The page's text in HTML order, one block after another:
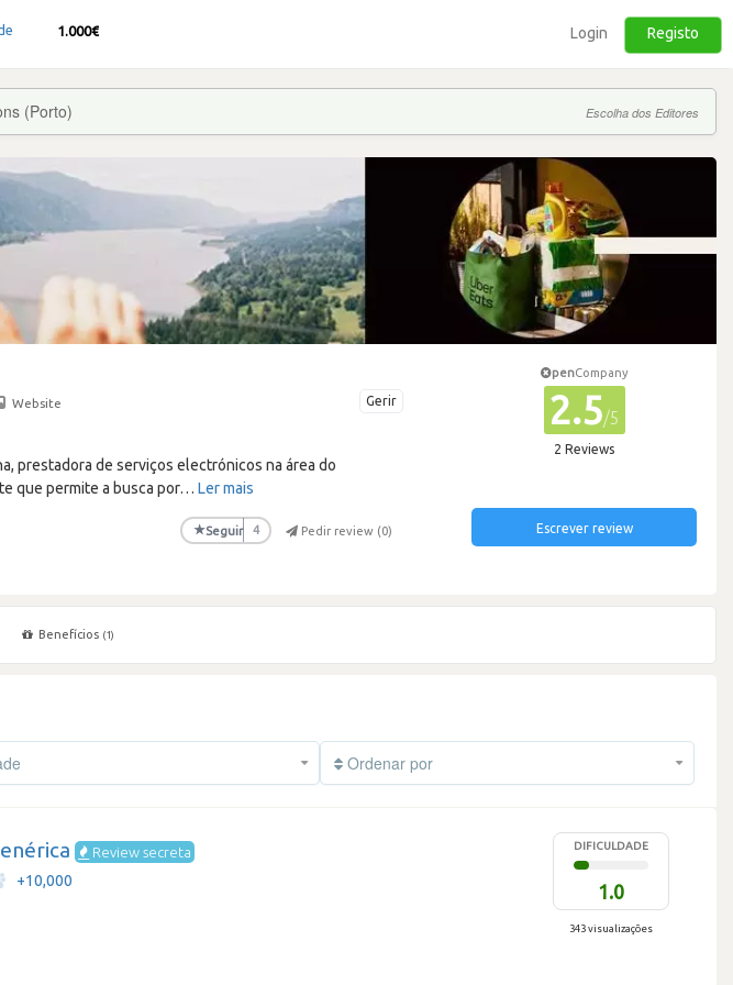
1.000€ Login Registo
(Porto) Escolha dos Editores
Gerir
Website
prestadora de serviços electrónicos na área do
que permite a busca por… Ler mais
★Seguir 4 Pedir review (0)
penCompany
2.5/5
2 Reviews
Escrever review
Benefícios (1)
Ordenar por
Review secreta
+10,000
DIFICULDADE
1.0
343 visualizações